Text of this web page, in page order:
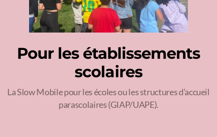
Pour les établissements
scolaires
La Slow Mobile pour les écoles ou les structures d’accueil
parascolaires (GIAP/UAPE).